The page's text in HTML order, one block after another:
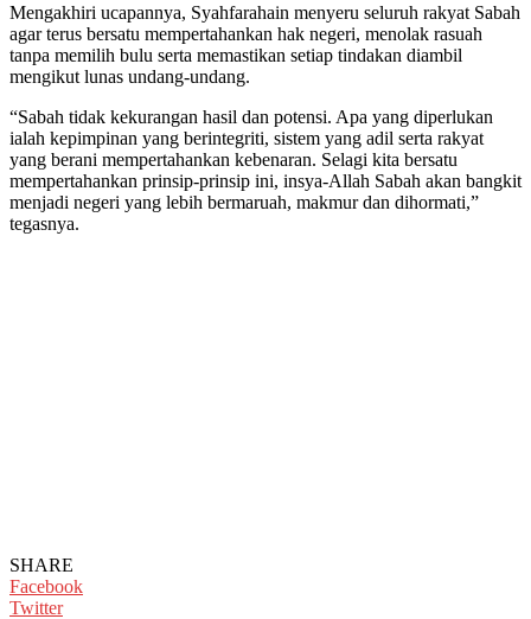
Mengakhiri ucapannya, Syahfarahain menyeru seluruh rakyat Sabah
agar terus bersatu mempertahankan hak negeri, menolak rasuah
tanpa memilih bulu serta memastikan setiap tindakan diambil
mengikut lunas undang-undang.
“Sabah tidak kekurangan hasil dan potensi. Apa yang diperlukan
ialah kepimpinan yang berintegriti, sistem yang adil serta rakyat
yang berani mempertahankan kebenaran. Selagi kita bersatu
mempertahankan prinsip-prinsip ini, insya-Allah Sabah akan bangkit
menjadi negeri yang lebih bermaruah, makmur dan dihormati,”
tegasnya.
SHARE
Facebook
Twitter